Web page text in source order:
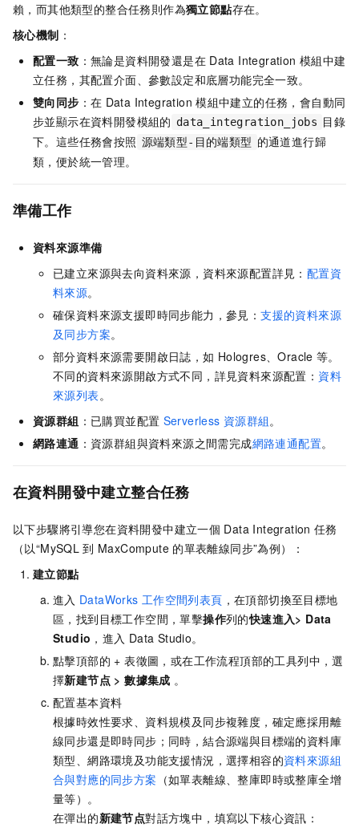
賴，而其他類型的整合任務則作為獨立節點存在。
核心機制 ：
配置一致 ：無論是資料開發還是在 Data Integration 模組中建
立任務，其配置介面、參數設定和底層功能完全一致。
雙向同步 ：在 Data Integration 模組中建立的任務，會自動同
步並顯示在資料開發模組的 data_integration_jobs 目錄
下。這些任務會按照 源端類型-目的端類型 的通道進行歸
類，便於統一管理。
準備工作
資料來源準備
已建立來源與去向資料來源，資料來源配置詳見： 配置資
料來源。
確保資料來源支援即時同步能力，參見：支援的資料來源
及同步方案。
部分資料來源需要開啟日誌，如 Hologres、Oracle 等。
不同的資料來源開啟方式不同，詳見資料來源配置： 資料
來源列表。
資源群組 ：已購買並配置 Serverless 資源群組。
網路連通 ​：資源群組與資料來源之間需完成網路連通配置。
在資料開發中建立整合任務
以下步驟將引導您在資料開發中建立一個 Data Integration 任務
（以“MySQL 到 MaxCompute 的單表離線同步”為例）：
建立節點
進入 DataWorks 工作空間列表頁 ，在頂部切換至目標地
區，找到目標工作空間，單擊操作列的快速進入> Data
Studio ，進入 Data Studio。
點擊頂部的 + 表徵圖，或在工作流程頂部的工具列中，選
擇新建节点 >數據集成 。
配置基本資料
根據時效性要求、資料規模及同步複雜度，確定應採用離
線同步還是即時同步；同時，結合源端與目標端的資料庫
類型、網路環境及功能支援情況，選擇相容的資料來源組
合與對應的同步方案 （如單表離線、整庫即時或整庫全增
量等）。
在彈出的新建节点對話方塊中，填寫以下核心資訊：